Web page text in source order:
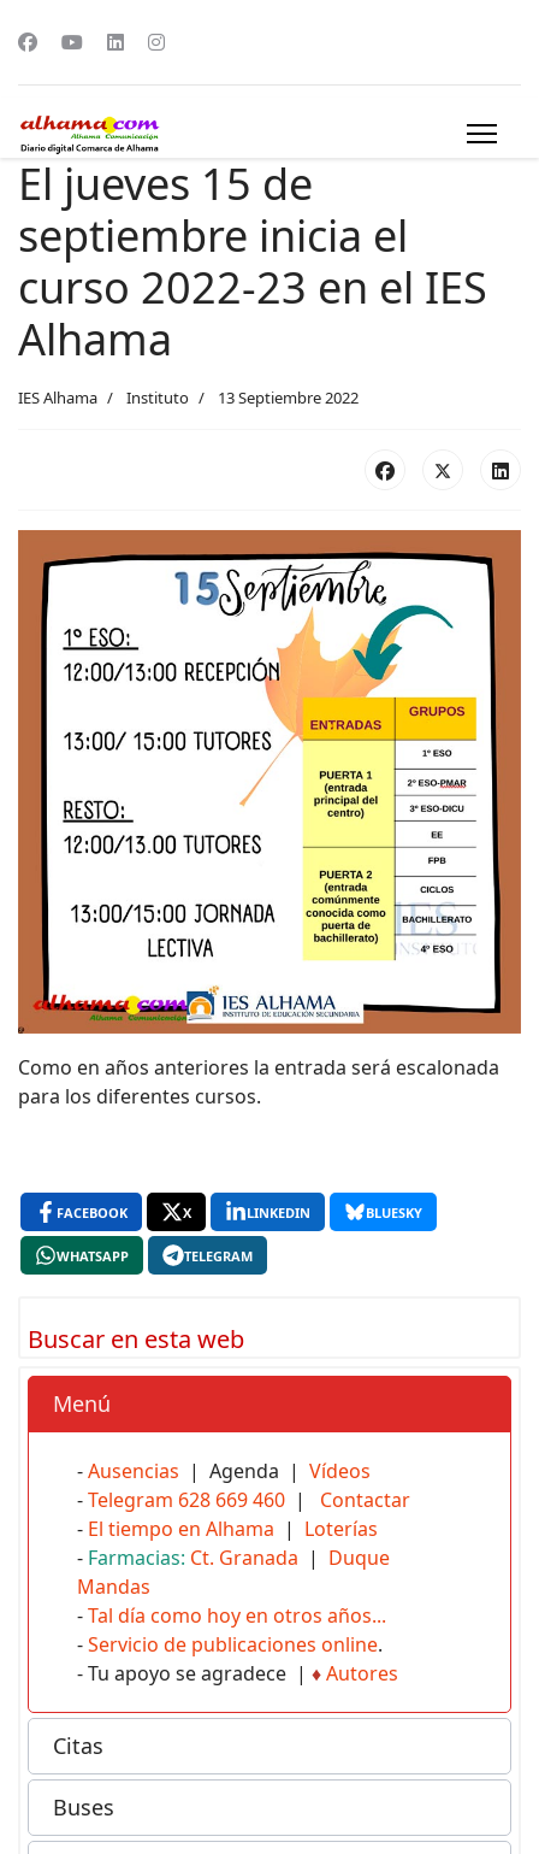
El jueves 15 de
septiembre inicia el
curso 2022-23 en el IES
Alhama
IES Alhama Instituto 13 Septiembre 2022
Como en años anteriores la entrada será escalonada
para los diferentes cursos.
FACEBOOK X LINKEDIN BLUESKY
WHATSAPP TELEGRAM
Buscar en esta web
Menú
-Ausencias | Agenda | Vídeos
-Telegram 628 669 460 | Contactar
- El tiempo en Alhama | Loterías
- Farmacias: Ct. Granada | Duque
Mandas
-Tal día como hoy en otros años...
-Servicio de publicaciones online.
- Tu apoyo se agradece | ♦Autores
Citas
Buses